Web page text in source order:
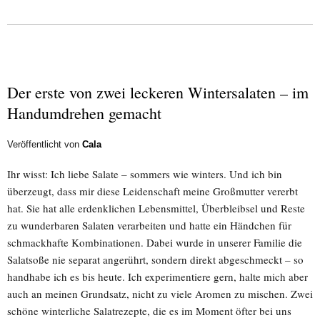
Der erste von zwei leckeren Wintersalaten – im
Handumdrehen gemacht
Veröffentlicht von Cala
Ihr wisst: Ich liebe Salate – sommers wie winters. Und ich bin
überzeugt, dass mir diese Leidenschaft meine Großmutter vererbt
hat. Sie hat alle erdenklichen Lebensmittel, Überbleibsel und Reste
zu wunderbaren Salaten verarbeiten und hatte ein Händchen für
schmackhafte Kombinationen. Dabei wurde in unserer Familie die
Salatsoße nie separat angerührt, sondern direkt abgeschmeckt – so
handhabe ich es bis heute. Ich experimentiere gern, halte mich aber
auch an meinen Grundsatz, nicht zu viele Aromen zu mischen. Zwei
schöne winterliche Salatrezepte, die es im Moment öfter bei uns